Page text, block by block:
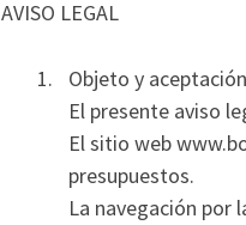
AVISO LEGAL
Objeto y aceptación
El presente aviso
El sitio web
presupuestos.
La navegación por